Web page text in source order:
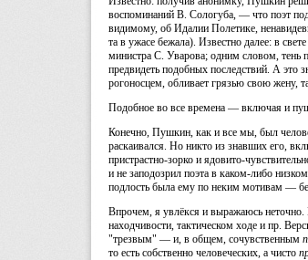
воспоминаний В. Сологуба, — что поэт
видимому, об Идалии Полетике,
та в ужасе бежала). Известно далее: в
министра С. Уварова; одним словом, тень
предвидеть подобных последствий. А это
рогоносцем, обливает грязью свою жену,
Подобное во все времена — включая и
Конечно, Пушкин, как и все мы, был
раскаивался. Но никто из знавших его,
пристрастно-зорко и ядовито-
и не заподозрил поэта в каком-либо
подлость была ему по неким мотивам —
Впрочем, я увлёкся и выражаюсь неточно.
находчивости, тактическом ходе и пр.
"трезвым" — и, в общем, сочувственным
то есть собственно человеческих, а чисто